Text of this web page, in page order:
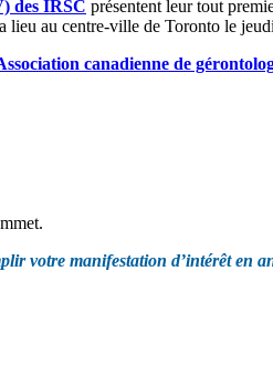
des IRSC présentent leur tout
lieu au centre-ville de Toronto le
canadienne de
votre manifestation d’intérêt